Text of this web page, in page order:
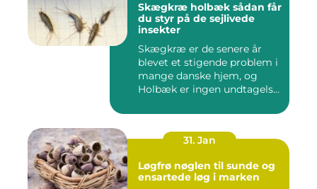
Skægkræ holbæk sådan får
du styr på de sejlivede
insekter
Skægkræ er de senere år
blevet et stigende problem i
mange danske hjem, og
Holbæk er ingen undtagels...
31. Jan
Løgfrø nøglen til sunde og
ensartede løg i marken